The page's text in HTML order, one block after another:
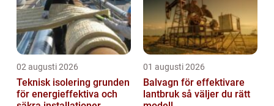
02 augusti 2026
Teknisk isolering grunden
för energieffektiva och
01 augusti 2026
Balvagn för effektivare
lantbruk så väljer du rätt